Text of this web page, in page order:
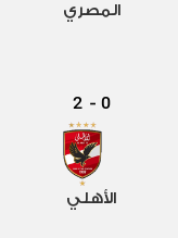
المصري
0
-
2
الأهلي